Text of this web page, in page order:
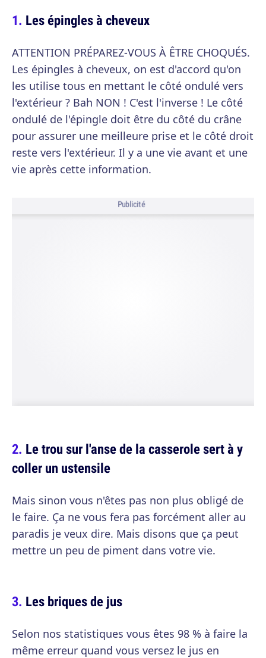
Les épingles à cheveux
ATTENTION PRÉPAREZ-VOUS À ÊTRE CHOQUÉS.
Les épingles à cheveux, on est d'accord qu'on
les utilise tous en mettant le côté ondulé vers
l'extérieur ? Bah NON ! C'est l'inverse ! Le côté
ondulé de l'épingle doit être du côté du crâne
pour assurer une meilleure prise et le côté droit
reste vers l'extérieur. Il y a une vie avant et une
vie après cette information.
Publicité
Le trou sur l'anse de la casserole sert à y
coller un ustensile
Mais sinon vous n'êtes pas non plus obligé de
le faire. Ça ne vous fera pas forcément aller au
paradis je veux dire. Mais disons que ça peut
mettre un peu de piment dans votre vie.
Les briques de jus
Selon nos statistiques vous êtes 98 % à faire la
même erreur quand vous versez le jus en